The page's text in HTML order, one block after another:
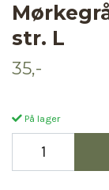
str. L
35,-
På lager